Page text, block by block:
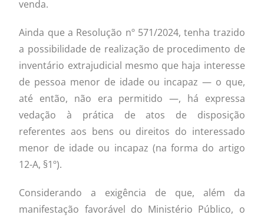
venda.
Ainda que a Resolução nº 571/2024, tenha trazido
a possibilidade de realização de procedimento de
inventário extrajudicial mesmo que haja interesse
de pessoa menor de idade ou incapaz — o que,
até então, não era permitido —, há expressa
vedação à prática de atos de disposição
referentes aos bens ou direitos do interessado
menor de idade ou incapaz (na forma do artigo
12-A, §1º).
Considerando a exigência de que, além da
manifestação favorável do Ministério Público, o